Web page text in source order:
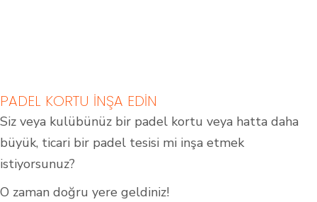
PADEL KORTU INŞA EDIN
Siz veya kulübünüz bir padel kortu veya hatta daha
büyük, ticari bir padel tesisi mi inşa etmek
istiyorsunuz?
O zaman doğru yere geldiniz!
Kapalı Padel Kortları Açık Padel Kortları